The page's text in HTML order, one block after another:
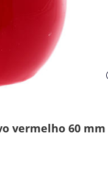
vermelho 60 mm